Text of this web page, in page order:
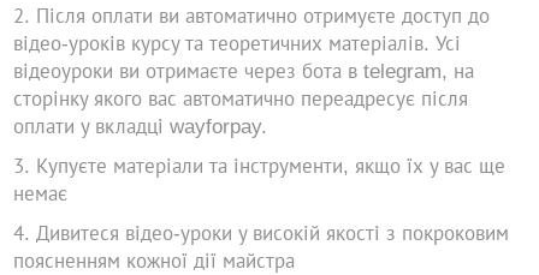
Після оплати ви автоматично отримуєте доступ до
відео-уроків курсу та теоретичних матеріалів. Усі
відеоуроки ви отримаєте через бота в telegram, на
сторінку якого вас автоматично переадресує після
оплати у вкладці wayforpay.
Купуєте матеріали та інструменти, якщо їх у вас ще
немає
Дивитеся відео-уроки у високій якості з покроковим
поясненням кожної дії майстра